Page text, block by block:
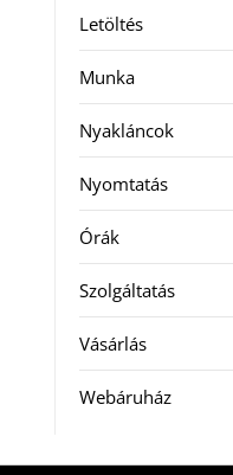
Letöltés
Munka
Nyakláncok
Nyomtatás
Órák
Szolgáltatás
Vásárlás
Webáruház